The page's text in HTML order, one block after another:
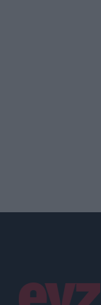
Linkuri utile